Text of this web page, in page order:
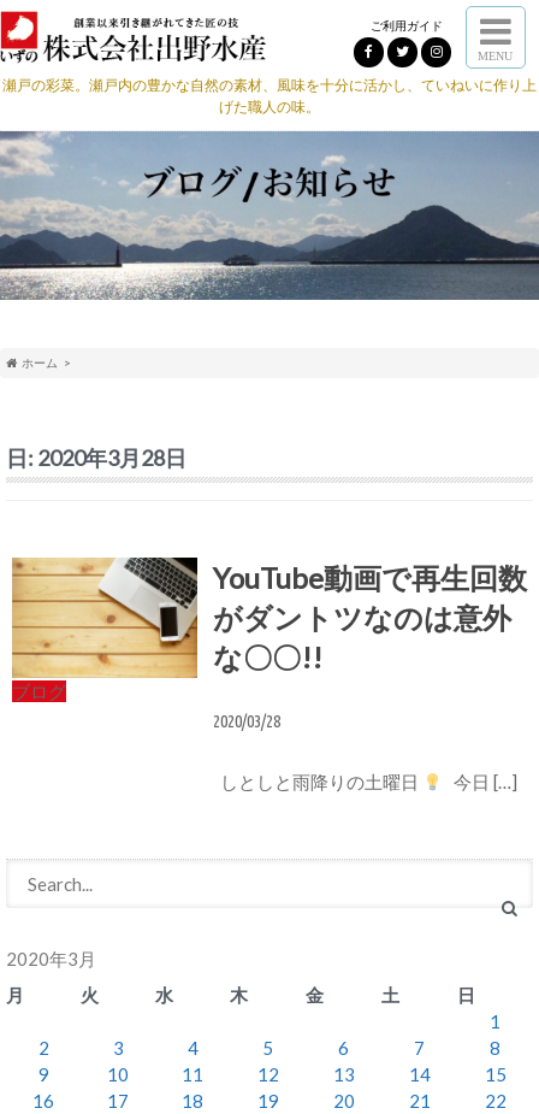
ご利用ガイド
MENU
瀬戸の彩菜。瀬戸内の豊かな自然の素材、風味を十分に活かし、ていねいに作り上
げた職人の味。
ホーム
日: 2020年3月28日
ブログ
YouTube動画で再生回数
がダントツなのは意外
な〇〇!!
2020/03/28
しとしと雨降りの土曜日 今日 […]
2020年3月
月
火 水 木 金 土
日
1
2
3 4 5 6 7
8
9
10 11 12 13 14
15
16
17 18 19 20 21
22